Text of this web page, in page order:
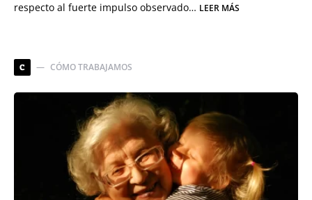
respecto al fuerte impulso observado… LEER MÁS
C CÓMO TRABAJAMOS